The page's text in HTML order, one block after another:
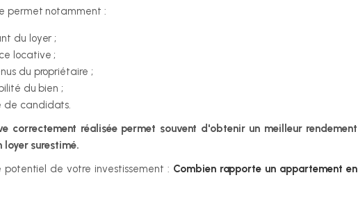
permet notamment :
du loyer ;
locative ;
du propriétaire ;
du bien ;
candidats.
correctement réalisée permet souvent d'obtenir un meilleur rendement
loyer surestimé.
potentiel de votre investissement : Combien rapporte un appartement en